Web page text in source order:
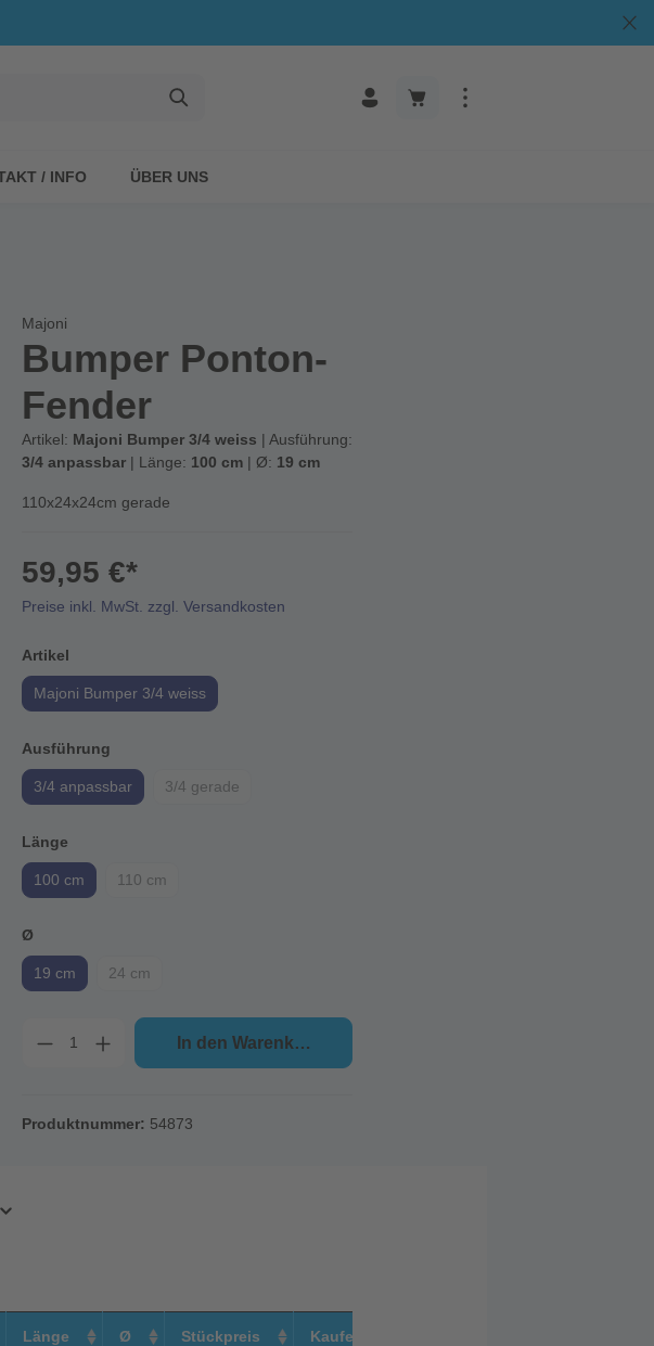
/ INFO ÜBER UNS
Majoni
Bumper Ponton-
Fender
Artikel: Majoni Bumper 3/4 weiss | Ausführung:
3/4 anpassbar | Länge: 100 cm | Ø: 19 cm
110x24x24cm gerade
59,95 €*
Preise inkl. MwSt. zzgl. Versandkosten
Artikel
Majoni Bumper 3/4 weiss
Ausführung
3/4 anpassbar 3/4 gerade
Länge
100 cm 110 cm
Ø
19 cm 24 cm
In den Warenkorb
Produktnummer: 54873
Länge Ø Stückpreis Kaufen